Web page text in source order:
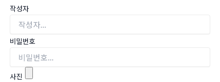
작성자
비밀번호
사진